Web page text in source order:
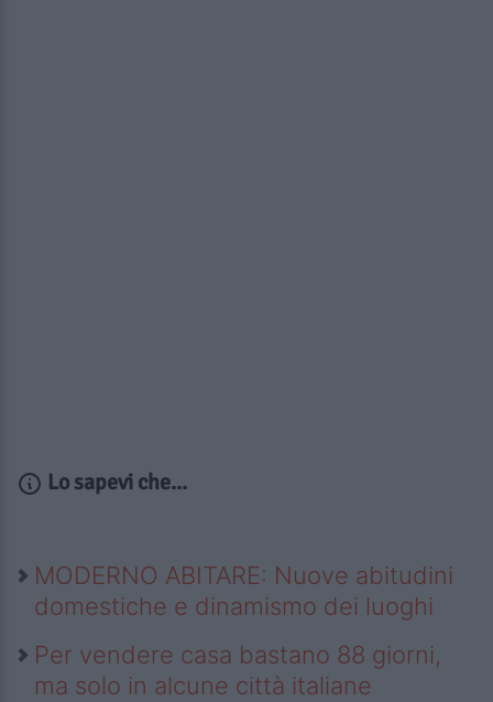
Lo sapevi che...
MODERNO ABITARE: Nuove abitudini
domestiche e dinamismo dei luoghi
Per vendere casa bastano 88 giorni,
ma solo in alcune città italiane